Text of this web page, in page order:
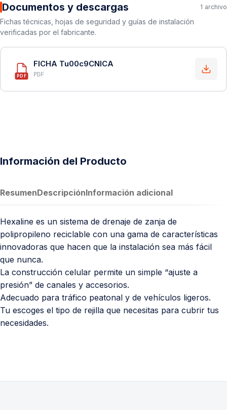
Documentos y descargas 1 archivo
Fichas técnicas, hojas de seguridad y guías de instalación
verificadas por el fabricante.
PDF
FICHA Tu00c9CNICA
PDF
Información del Producto
ResumenDescripciónInformación adicional
Hexaline es un sistema de drenaje de zanja de
polipropileno reciclable con una gama de características
innovadoras que hacen que la instalación sea más fácil
que nunca.
La construcción celular permite un simple “ajuste a
presión” de canales y accesorios.
Adecuado para tráfico peatonal y de vehículos ligeros.
Tu escoges el tipo de rejilla que necesitas para cubrir tus
necesidades.